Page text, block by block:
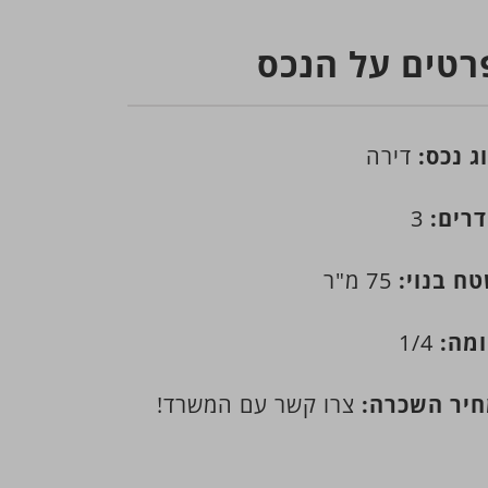
על הנכס
נכס: דירה
בנוי:
השכרה: צרו קשר עם המשרד!